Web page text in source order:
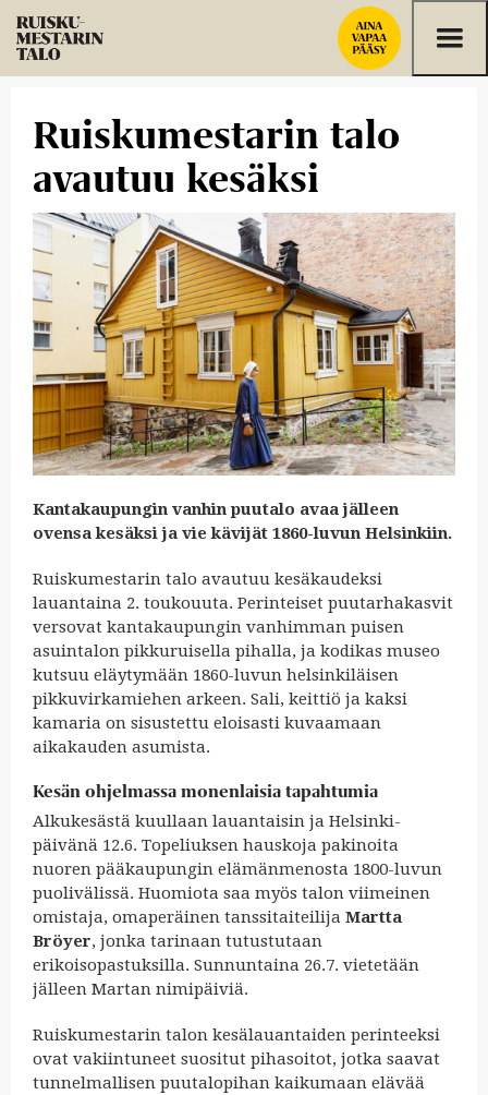
Ruiskumestarin talo
avautuu kesäksi
Kantakaupungin vanhin puutalo avaa jälleen
ovensa kesäksi ja vie kävijät 1860-luvun Helsinkiin.
Ruiskumestarin talo avautuu kesäkaudeksi
lauantaina 2. toukouuta. Perinteiset puutarhakasvit
versovat kantakaupungin vanhimman puisen
asuintalon pikkuruisella pihalla, ja kodikas museo
kutsuu eläytymään 1860-luvun helsinkiläisen
pikkuvirkamiehen arkeen. Sali, keittiö ja kaksi
kamaria on sisustettu eloisasti kuvaamaan
aikakauden asumista.
Kesän ohjelmassa monenlaisia tapahtumia
Alkukesästä kuullaan lauantaisin ja Helsinki-
päivänä 12.6. Topeliuksen hauskoja pakinoita
nuoren pääkaupungin elämänmenosta 1800-luvun
puolivälissä. Huomiota saa myös talon viimeinen
omistaja, omaperäinen tanssitaiteilija Martta
Bröyer, jonka tarinaan tutustutaan
erikoisopastuksilla. Sunnuntaina 26.7. vietetään
jälleen Martan nimipäiviä.
Ruiskumestarin talon kesälauantaiden perinteeksi
ovat vakiintuneet suositut pihasoitot, jotka saavat
tunnelmallisen puutalopihan kaikumaan elävää